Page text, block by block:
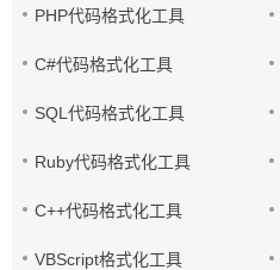
PHP代码格式化工具
C#代码格式化工具
SQL代码格式化工具
Ruby代码格式化工具
C++代码格式化工具
VBScript格式化工具